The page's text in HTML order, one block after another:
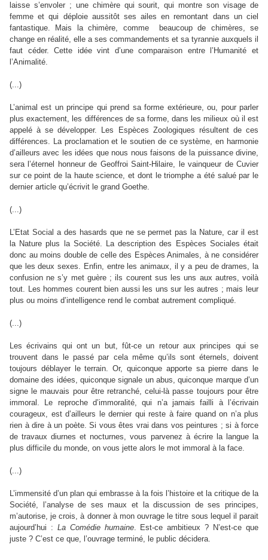
laisse s’envoler ; une chimère qui sourit, qui montre son visage de
femme et qui déploie aussitôt ses ailes en remontant dans un ciel
fantastique. Mais la chimère, comme
beaucoup de chimères, se
change en réalité, elle a ses commandements et sa tyrannie auxquels il
faut céder. Cette idée vint d’une comparaison entre l’Humanité et
l’Animalité.
(...)
L’animal est un principe qui prend sa forme extérieure, ou, pour parler
plus exactement, les différences de sa forme, dans les milieux où il est
appelé à se développer. Les Espèces Zoologiques résultent de ces
différences. La proclamation et le soutien de ce système, en harmonie
d’ailleurs avec les idées que nous nous faisons de la puissance divine,
sera l’éternel honneur de Geoffroi Saint-Hilaire, le vainqueur de Cuvier
sur ce point de la haute science, et dont le triomphe a été salué par le
dernier article qu’écrivit le grand Goethe.
(...)
L’Etat Social a des hasards que ne se permet pas la Nature, car il est
la Nature plus la Société. La description des Espèces Sociales était
donc au moins double de celle des Espèces Animales, à ne considérer
que les deux sexes. Enfin, entre les animaux, il y a peu de drames, la
confusion ne s’y met guère ; ils courent sus les uns aux autres, voilà
tout. Les hommes courent bien aussi les uns sur les autres ; mais leur
plus ou moins d’intelligence rend le combat autrement compliqué.
(...)
Les écrivains qui ont un but, fût-ce un retour aux principes qui se
trouvent dans le passé par cela même qu’ils sont éternels, doivent
toujours déblayer le terrain. Or, quiconque apporte sa pierre dans le
domaine des idées, quiconque signale un abus, quiconque marque d’un
signe le mauvais pour être retranché, celui-là passe toujours pour être
immoral. Le reproche d’immoralité, qui n’a jamais failli à l’écrivain
courageux, est d’ailleurs le dernier qui reste à faire quand on n’a plus
rien à dire à un poète. Si vous êtes vrai dans vos peintures ; si à force
de travaux diurnes et nocturnes, vous parvenez à écrire la langue la
plus difficile du monde, on vous jette alors le mot immoral à la face.
(...)
L’immensité d’un plan qui embrasse à la fois l’histoire et la critique de la
Société, l’analyse de ses maux et la discussion de ses principes,
m’autorise, je crois, à donner à mon ouvrage le titre sous lequel il parait
aujourd’hui : La Comédie humaine. Est-ce ambitieux ? N’est-ce que
juste ? C’est ce que, l’ouvrage terminé, le public décidera.